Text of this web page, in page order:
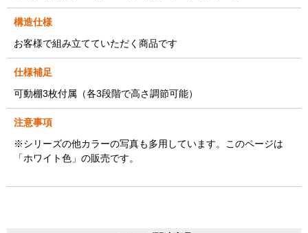
構造仕様
お客様で組み立てていただく商品です
仕様補足
可動棚3枚付属（各3段階で高さ調節可能）
注意事項
※シリーズの他カラーの写真も多用しています。このページは
「ホワイト色」の販売です。